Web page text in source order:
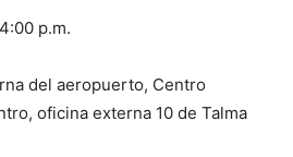
p.m.
del aeropuerto, Centro
oficina externa 10 de Talma